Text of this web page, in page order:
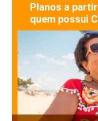
Planos a
quem possui